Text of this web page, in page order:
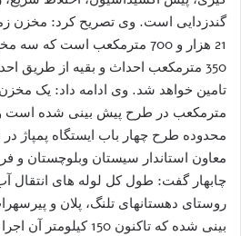
گندزدایی است. وی تصریح کرد: مخزن
21 هزار و 700 مترمکعب است
مترمکعب در طرح پیش بینی شده است و
محدوده طرح چهار باب ایستگاه پمپاژ
معاون استاندار سیستان وبلوچستان و
بینی شده که تاکنون